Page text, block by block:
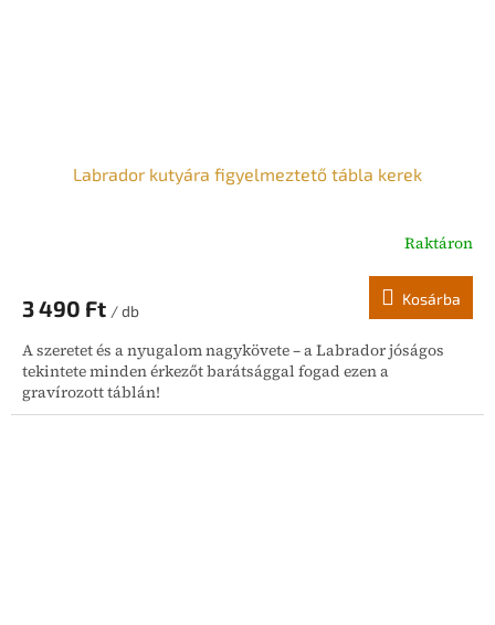
Labrador kutyára figyelmeztető tábla kerek
Raktáron
3 490 Ft / db
Kosárba
A szeretet és a nyugalom nagykövete – a Labrador jóságos
tekintete minden érkezőt barátsággal fogad ezen a
gravírozott táblán!